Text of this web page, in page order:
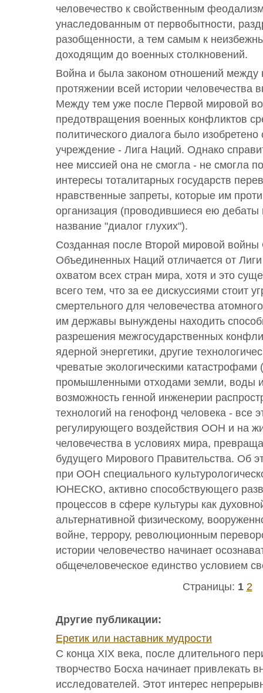
человечество к свойственным
унаследованным от первобытности,
разобщенности, а тем самым к
доходящим до военных столкновений.
Война и была законом отношений между
протяжении всей истории человечества
Между тем уже после Первой мировой
предотвращения военных конфликтов
политического диалога было изобретено
учреждение - Лига Наций. Однако
нее миссией она не смогла - не смогла
интересы тоталитарных государств
нравственные запреты, которые им
организация (проводившиеся ею дебаты
название "диалог глухих").
Созданная после Второй мировой войны
Объединенных Наций отличается от
охватом всех стран мира, хотя и это
всего тем, что за ее дискуссиями стоит
смертельного для человечества
им державы вынуждены находить
разрешения межгосударственных
ядерной энергетики, другие
чреватые экологическими катастрофами
промышленными отходами земли, воды
возможность генной инженерии
технологий на генофонд человека - все
регулирующего воздействия ООН и на
человечества в условиях мира,
будущего Мирового Правительства. Об
при ООН специального
ЮНЕСКО, активно способствующего
процессов в сфере культуры как
альтернативной физическому,
войне, террору, революционным
истории человечество начинает
общечеловеческое единство условием
Страницы: 1 2
Другие публикации:
Еретик или наставник мудрости
С конца XIX века, после длительного
творчество Босха начинает привлекать
исследователей. Этот интерес